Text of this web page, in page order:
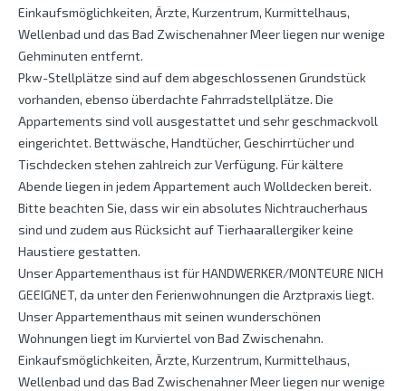
Einkaufsmöglichkeiten, Ärzte, Kurzentrum, Kurmittelhaus,
Wellenbad und das Bad Zwischenahner Meer liegen nur wenige
Gehminuten entfernt.
Pkw-Stellplätze sind auf dem abgeschlossenen Grundstück
vorhanden, ebenso überdachte Fahrradstellplätze. Die
Appartements sind voll ausgestattet und sehr geschmackvoll
eingerichtet. Bettwäsche, Handtücher, Geschirrtücher und
Tischdecken stehen zahlreich zur Verfügung. Für kältere
Abende liegen in jedem Appartement auch Wolldecken bereit.
Bitte beachten Sie, dass wir ein absolutes Nichtraucherhaus
sind und zudem aus Rücksicht auf Tierhaarallergiker keine
Haustiere gestatten.
Unser Appartementhaus ist für HANDWERKER/MONTEURE NICH
GEEIGNET, da unter den Ferienwohnungen die Arztpraxis liegt.
Unser Appartementhaus mit seinen wunderschönen
Wohnungen liegt im Kurviertel von Bad Zwischenahn.
Einkaufsmöglichkeiten, Ärzte, Kurzentrum, Kurmittelhaus,
Wellenbad und das Bad Zwischenahner Meer liegen nur wenige